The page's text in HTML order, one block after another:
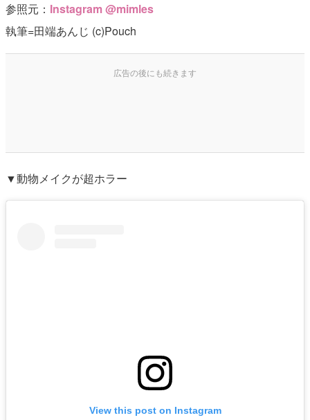
参照元： Instagram @mimles
執筆=田端あんじ (c)Pouch
▼動物メイクが超ホラー
View this post on Instagram